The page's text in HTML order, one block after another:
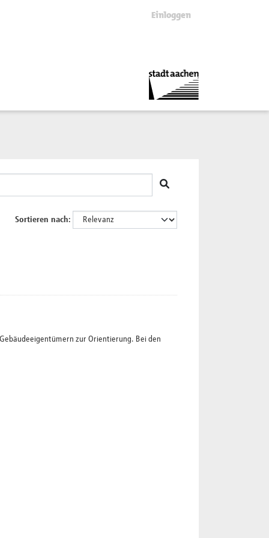
Einloggen
Sortieren nach
zur Orientierung. Bei den